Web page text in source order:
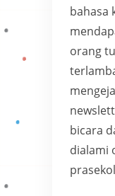
bahasa
orang
bicara
dialami